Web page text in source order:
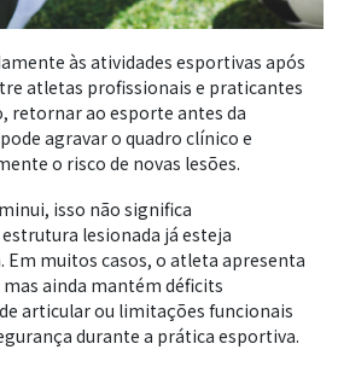
às atividades esportivas após
atletas profissionais e praticantes
retornar ao esporte antes da
agravar o quadro clínico e
o risco de novas lesões.
isso não significa
lesionada já esteja
muitos casos, o atleta apresenta
ainda mantém déficits
articular ou limitações funcionais
durante a prática esportiva.